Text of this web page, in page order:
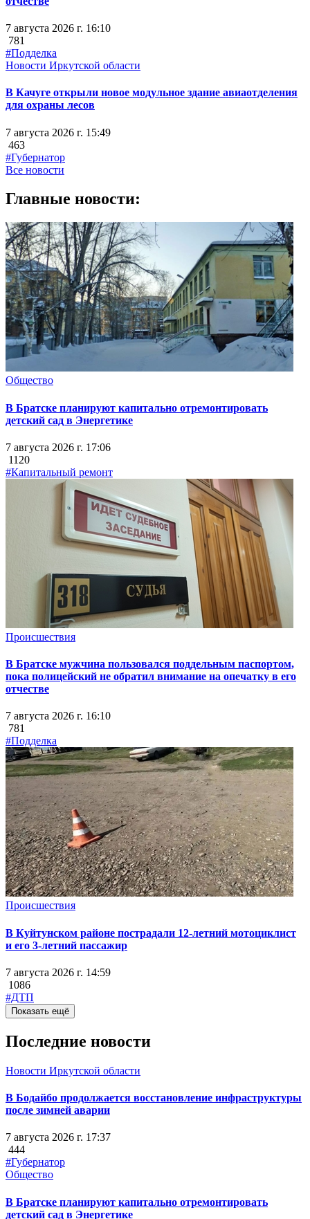
7 августа 2026 г. 16:10
781
#Подделка
Новости Иркутской области
В Качуге открыли новое модульное здание авиаотделения
для охраны лесов
7 августа 2026 г. 15:49
463
#Губернатор
Все новости
Главные новости:
Общество
В Братске планируют капитально отремонтировать
детский сад в Энергетике
7 августа 2026 г. 17:06
1120
#Капитальный ремонт
Происшествия
В Братске мужчина пользовался поддельным паспортом,
пока полицейский не обратил внимание на опечатку в его
отчестве
7 августа 2026 г. 16:10
781
#Подделка
Происшествия
В Куйтунском районе пострадали 12-летний мотоциклист
и его 3-летний пассажир
7 августа 2026 г. 14:59
1086
#ДТП
Показать ещё
Последние новости
Новости Иркутской области
В Бодайбо продолжается восстановление инфраструктуры
после зимней аварии
7 августа 2026 г. 17:37
444
#Губернатор
Общество
В Братске планируют капитально отремонтировать
детский сад в Энергетике